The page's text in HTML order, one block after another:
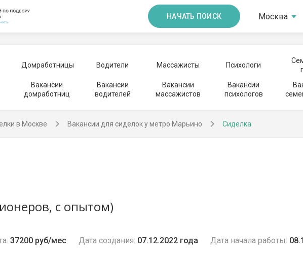
НАЧАТЬ ПОИСК Москва
Домработницы Водители Массажисты Психологи
Вакансии
домработниц
Вакансии
водителей
Вакансии
массажистов
Вакансии
психологов
в Москве Вакансии для сиделок у метро Марьино Сиделка
с опытом)
37200 руб/мес Дата создания: 07.12.2022 года Дата начала работы: